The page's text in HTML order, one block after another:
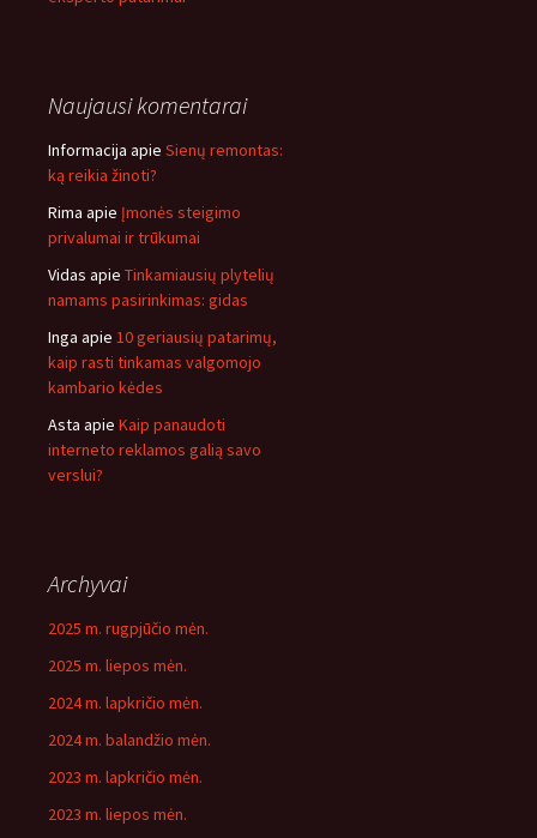
Naujausi komentarai
Informacija apie Sienų remontas:
ką reikia žinoti?
Rima apie Įmonės steigimo
privalumai ir trūkumai
Vidas apie Tinkamiausių plytelių
namams pasirinkimas: gidas
Inga apie 10 geriausių patarimų,
kaip rasti tinkamas valgomojo
kambario kėdes
Asta apie Kaip panaudoti
interneto reklamos galią savo
verslui?
Archyvai
2025 m. rugpjūčio mėn.
2025 m. liepos mėn.
2024 m. lapkričio mėn.
2024 m. balandžio mėn.
2023 m. lapkričio mėn.
2023 m. liepos mėn.